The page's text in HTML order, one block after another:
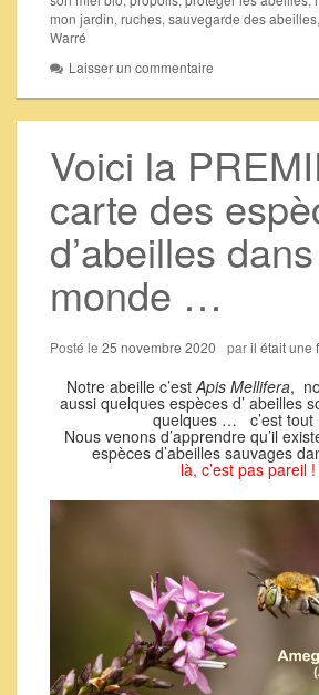
mon jardin, ruches, sauvegarde des abeilles,
Warré
Laisser un commentaire
Voici la
carte des
d’abeilles
monde …
Posté le 25 novembre 2020 paril était une
Notre abeille c’est Apis Mellifera,
aussi quelques espèces d’ abeilles
quelques … c’est tout
Nous venons d’apprendre qu’il
espèces d’abeilles sauvages
là, c’est pas pareil !